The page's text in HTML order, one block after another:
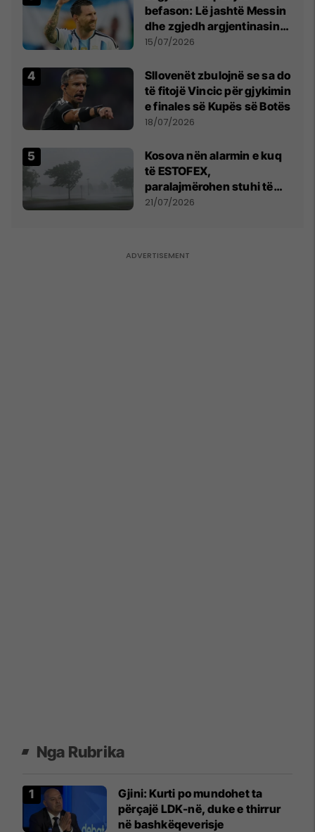
befason: Lë jashtë Messin
dhe zgjedh argjentinasin
më të mirë në botë
15/07/2026
Sllovenët zbulojnë se sa do
të fitojë Vincic për gjykimin
e finales së Kupës së Botës
18/07/2026
Kosova nën alarmin e kuq
të ESTOFEX,
paralajmërohen stuhi të
fuqishme me breshër dhe
21/07/2026
Nga Rubrika
Gjini: Kurti po mundohet ta
përçajë LDK-në, duke e thirrur
në bashkëqeverisje